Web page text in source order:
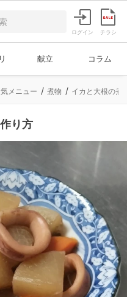
ログイン チラシ
献立 コラム
気メニュー 煮物 イカと大根の煮
り方